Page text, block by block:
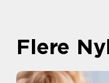
Flere